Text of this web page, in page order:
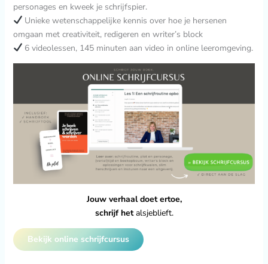
personages en kweek je schrijfspier.
Unieke wetenschappelijke kennis over hoe je hersenen
omgaan met creativiteit, redigeren en writer’s block
6 videolessen, 145 minuten aan video in online leeromgeving.
Jouw verhaal doet ertoe,
schrijf hetalsjeblieft.
Bekijk online schrijfcursus